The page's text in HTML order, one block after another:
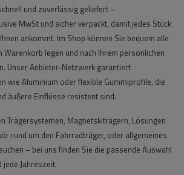
und zuverlässig geliefert –
MwSt und sicher verpackt, damit jedes Stück
ankommt. Im Shop können Sie bequem alle
legen und nach Ihrem persönlichen
Unser Anbieter-Netzwerk garantiert
wie Aluminium oder flexible Gummiprofile, die
äußere Einflüsse resistent sind.
Trägersystemen, Magnetskiträgern, Lösungen
rund um den Fahrradträger, oder allgemeines
– bei uns finden Sie die passende Auswahl
Jahreszeit.